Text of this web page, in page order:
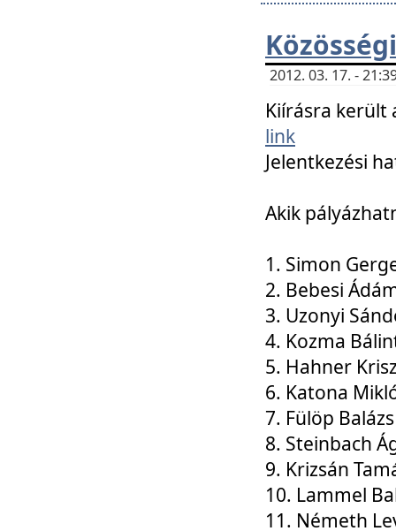
2012. 03. 17. -
Kiírásra került
link
Jelentkezési
Akik
1. Simon
2. Bebesi
3. Uzonyi
4. Kozma
5. Hahner
6. Katona
7. Fülöp Balázs
8. Steinbach
9. Krizsán
10. Lammel
11. Németh